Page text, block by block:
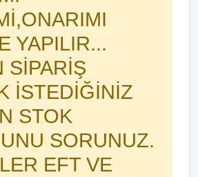
YAPILIR...
SİPARİŞ
İSTEDİĞİNİZ
STOK
SORUNUZ.
EFT VE